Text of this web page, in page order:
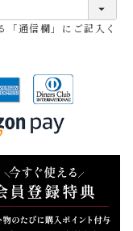
必
須
通信欄」にご記入く